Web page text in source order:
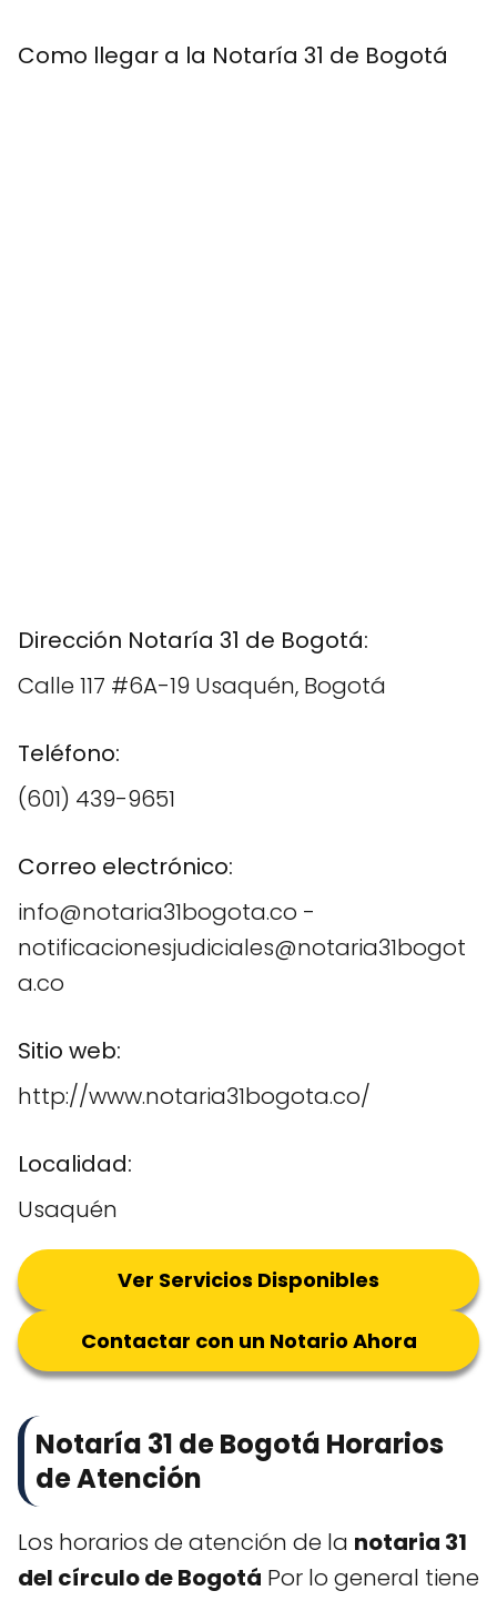
Como llegar a la Notaría 31 de Bogotá
Dirección Notaría 31 de Bogotá:
Calle 117 #6A-19 Usaquén, Bogotá
Teléfono:
(601) 439-9651
Correo electrónico:
info@notaria31bogota.co -
notificacionesjudiciales@notaria31bogot
a.co
Sitio web:
http://www.notaria31bogota.co/
Localidad:
Usaquén
Ver Servicios Disponibles
Contactar con un Notario Ahora
Notaría 31 de Bogotá Horarios
de Atención
Los horarios de atención de la notaria 31
del círculo de Bogotá Por lo general tiene